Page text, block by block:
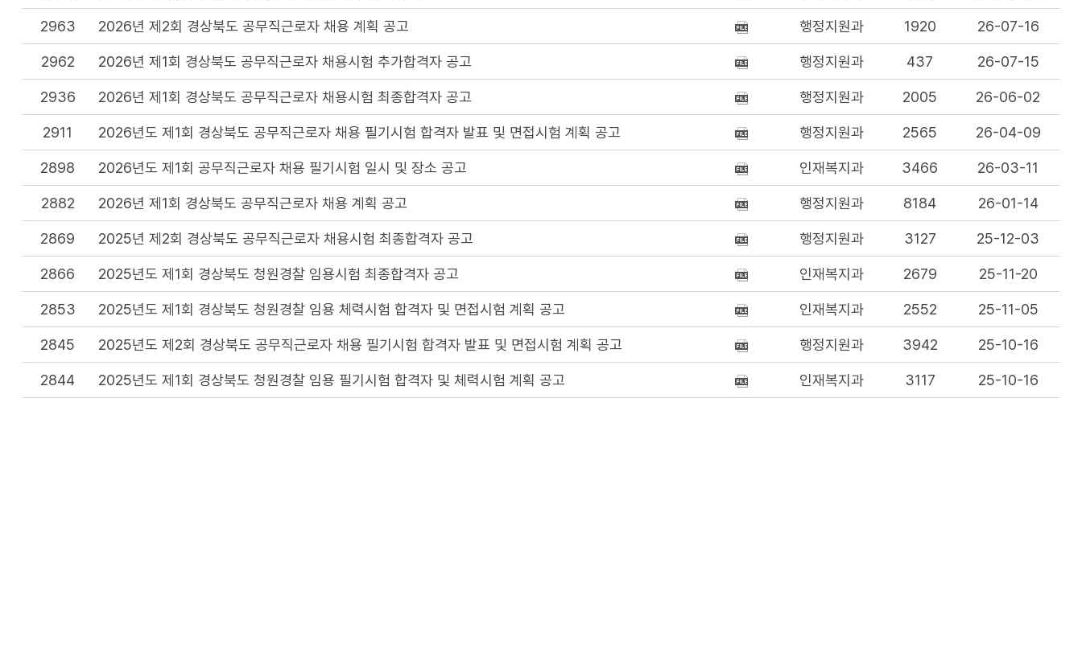
2963 2026년 제2회 경상북도 공무직근로자 채용 계획 공고 행정지원과 1920 26-07-16
2962 2026년 제1회 경상북도 공무직근로자 채용시험 추가합격자 공고 행정지원과 437 26-07-15
2936 2026년 제1회 경상북도 공무직근로자 채용시험 최종합격자 공고 행정지원과 2005 26-06-02
2911 2026년도 제1회 경상북도 공무직근로자 채용 필기시험 합격자 발표 및 면접시험 계획 공고 행정지원과 2565 26-04-09
2898 2026년도 제1회 공무직근로자 채용 필기시험 일시 및 장소 공고 인재복지과 3466 26-03-11
2882 2026년 제1회 경상북도 공무직근로자 채용 계획 공고 행정지원과 8184 26-01-14
2869 2025년 제2회 경상북도 공무직근로자 채용시험 최종합격자 공고 행정지원과 3127 25-12-03
2866 2025년도 제1회 경상북도 청원경찰 임용시험 최종합격자 공고 인재복지과 2679 25-11-20
2853 2025년도 제1회 경상북도 청원경찰 임용 체력시험 합격자 및 면접시험 계획 공고 인재복지과 2552 25-11-05
2845 2025년도 제2회 경상북도 공무직근로자 채용 필기시험 합격자 발표 및 면접시험 계획 공고 행정지원과 3942 25-10-16
2844 2025년도 제1회 경상북도 청원경찰 임용 필기시험 합격자 및 체력시험 계획 공고 인재복지과 3117 25-10-16